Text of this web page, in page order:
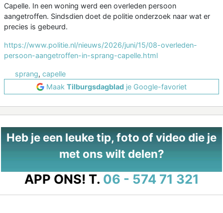
Capelle. In een woning werd een overleden persoon
aangetroffen. Sindsdien doet de politie onderzoek naar wat er
precies is gebeurd.
https://www.politie.nl/nieuws/2026/juni/15/08-overleden-
persoon-aangetroffen-in-sprang-capelle.html
sprang, capelle
Maak Tilburgsdagblad je Google-favoriet
Heb je een leuke tip, foto of video die je
met ons wilt delen?
APP ONS! T. 06 - 574 71 321